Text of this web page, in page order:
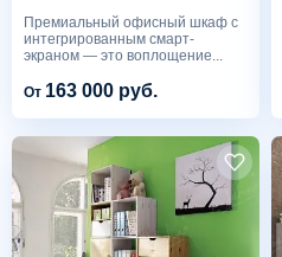
Контакты
Премиальный офисный шкаф с
интегрированным смарт-
экраном — это воплощение...
От 163 000 руб.